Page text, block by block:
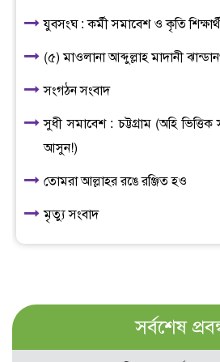
যুবসংঘ : কর্মী সমাবেশ ও কৃতি
(৫) মাওলানা আব্দুল্লাহ মাদানী
সংগঠন সংবাদ
সুধী সমাবেশ : চট্টগ্রাম (অহি ভিত্তিক
আসুন!)
তোমরা আল্লাহর রঙে রঞ্জিত হও
মৃত্যু সংবাদ
সর্বশেষ